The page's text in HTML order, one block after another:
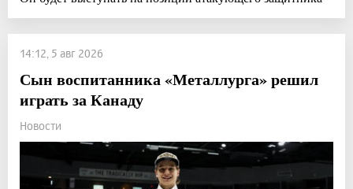
14:12, 5 авг 2026
Сын воспитанника «Металлурга» решил
играть за Канаду
Новости